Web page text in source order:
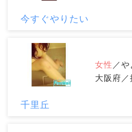
今すぐやりたい
女性 ／
大阪府／
千里丘